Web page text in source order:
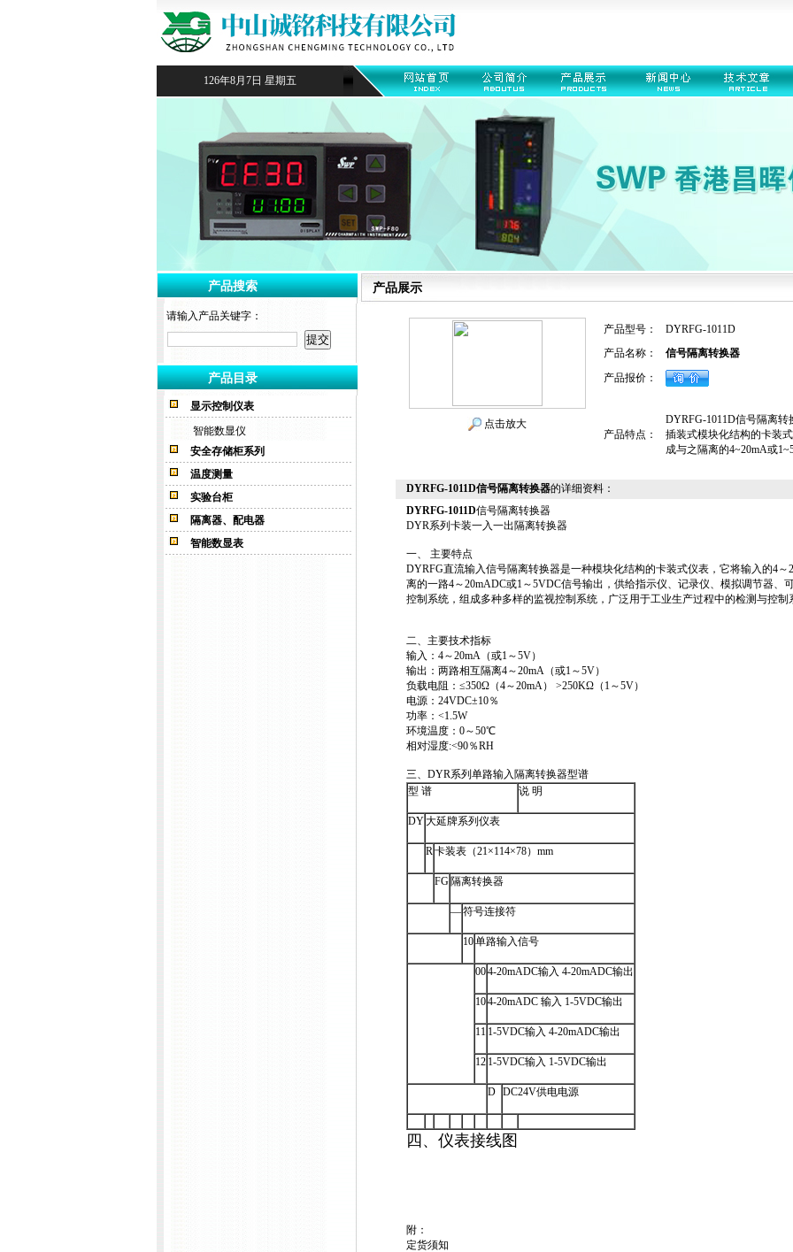
126年8月7日 星期五
产品搜索
请输入产品关键字：
产品目录
显示控制仪表
智能数显仪
安全存储柜系列
温度测量
实验台柜
隔离器、配电器
智能数显表
产品展示
点击放大
产品型号：
DYRFG-1011D
产品名称：
信号隔离转换器
产品报价：
产品特点：
DYRFG-1011D信号隔离转
插装式模块化结构的卡装
成与之隔离的4~20mA或
DYRFG-1011D信号隔离转换器的详细资料：
DYRFG-1011D信号隔离转换器
DYR系列卡装一入一出隔离转换器
一、 主要特点
DYRFG直流输入信号隔离转换器是一种模块化结构的卡装式仪表，它将输入的4
离的一路4～20mADC或1～5VDC信号输出，供给指示仪、记录仪、模拟调节器、
控制系统，组成多种多样的监视控制系统，广泛用于工业生产过程中的检测与控制
二、主要技术指标
输入：4～20mA（或1～5V）
输出：两路相互隔离4～20mA（或1～5V）
负载电阻：≤350Ω（4～20mA） >250KΩ（1～5V）
电源：24VDC±10％
功率：<1.5W
环境温度：0～50℃
相对湿度:<90％RH
三、DYR系列单路输入隔离转换器型谱
型 谱
说 明
DY大延牌系列仪表
R卡装表（21×114×78）mm
FG 隔离转换器
—符号连接符
10单路输入信号
004-20mADC输入 4-20mADC输出
104-20mADC 输入 1-5VDC输出
11 1-5VDC输入 4-20mADC输出
12 1-5VDC输入 1-5VDC输出
D DC24V供电电源
四、仪表接线图
附：
定货须知